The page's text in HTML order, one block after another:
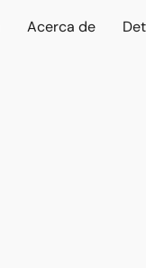
Acerca de